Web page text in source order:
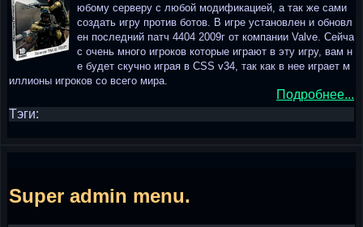
юбому серверу с любой модификацией, а так же сами
создать игру против ботов. В игре установлен и обновл
ен последний патч 4404 2009г от компании Valve. Сейча
с очень много игроков которые играют в эту игру, вам н
е будет скучно играя в CSS v34, так как в нее играет м
иллионы игроков со всего мира.
Подробнее...
Тэги:
Super admin menu.